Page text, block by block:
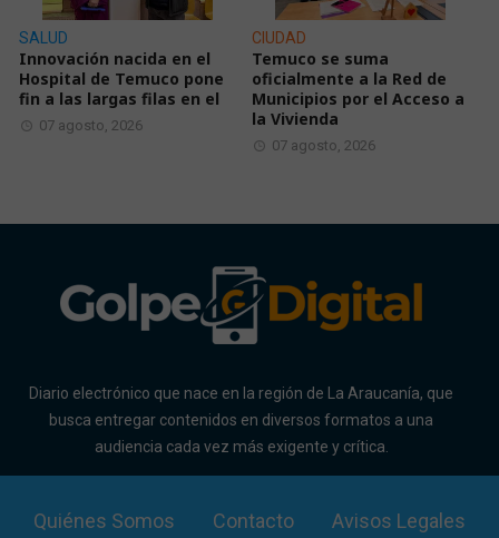
SALUD
Innovación nacida en el
Hospital de Temuco pone
fin a las largas filas en el
07 agosto, 2026
CIUDAD
Temuco se suma
oficialmente a la Red de
Municipios por el Acceso a
la Vivienda
07 agosto, 2026
Diario electrónico que nace en la región de La Araucanía, que
busca entregar contenidos en diversos formatos a una
audiencia cada vez más exigente y crítica.
Quiénes Somos Contacto Avisos Legales